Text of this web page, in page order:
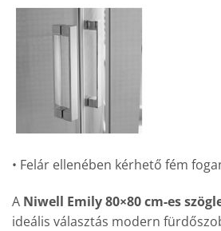
• Felár ellenében kérhető fém
A Niwell Emily 80×80 cm-es
ideális választás modern